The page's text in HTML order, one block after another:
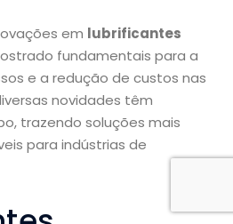
em lubrificantes
fundamentais para a
e a redução de custos nas
novidades têm
trazendo soluções mais
para indústrias de